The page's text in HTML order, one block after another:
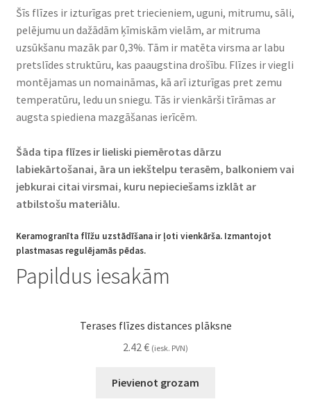
Šīs flīzes ir izturīgas pret triecieniem, uguni, mitrumu, sāli,
pelējumu un dažādām ķīmiskām vielām, ar mitruma
uzsūkšanu mazāk par 0,3%. Tām ir matēta virsma ar labu
pretslīdes struktūru, kas paaugstina drošību. Flīzes ir viegli
montējamas un nomaināmas, kā arī izturīgas pret zemu
temperatūru, ledu un sniegu. Tās ir vienkārši tīrāmas ar
augsta spiediena mazgāšanas ierīcēm.
Šāda tipa flīzes ir lieliski piemērotas dārzu
labiekārtošanai, āra un iekštelpu terasēm, balkoniem vai
jebkurai citai virsmai, kuru nepieciešams izklāt ar
atbilstošu materiālu.
Keramogranīta flīžu uzstādīšana ir ļoti vienkārša. Izmantojot
plastmasas regulējamās pēdas.
Papildus iesakām
Terases flīzes distances plāksne
2.42 € (iesk. PVN)
Pievienot grozam